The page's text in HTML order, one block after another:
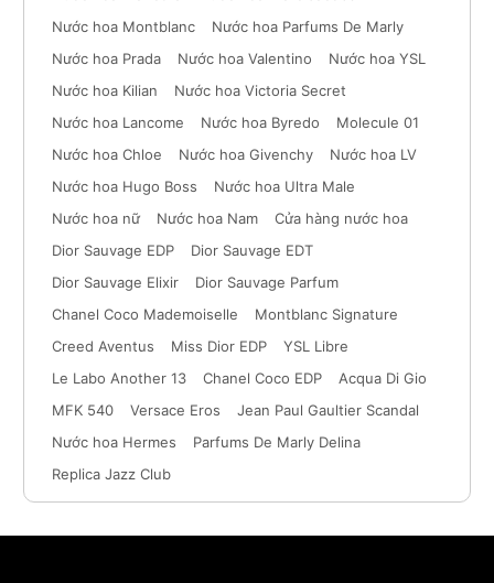
Nước hoa Montblanc
Nước hoa Parfums De Marly
Nước hoa Prada
Nước hoa Valentino
Nước hoa YSL
Nước hoa Kilian
Nước hoa Victoria Secret
Nước hoa Lancome
Nước hoa Byredo
Molecule 01
Nước hoa Chloe
Nước hoa Givenchy
Nước hoa LV
Nước hoa Hugo Boss
Nước hoa Ultra Male
Nước hoa nữ
Nước hoa Nam
Cửa hàng nước hoa
Dior Sauvage EDP
Dior Sauvage EDT
Dior Sauvage Elixir
Dior Sauvage Parfum
Chanel Coco Mademoiselle
Montblanc Signature
Creed Aventus
Miss Dior EDP
YSL Libre
Le Labo Another 13
Chanel Coco EDP
Acqua Di Gio
MFK 540
Versace Eros
Jean Paul Gaultier Scandal
Nước hoa Hermes
Parfums De Marly Delina
Replica Jazz Club